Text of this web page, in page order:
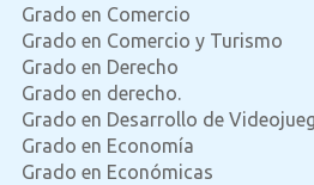
Grado en Comercio
Grado en Comercio y Turismo
Grado en Derecho
Grado en derecho.
Grado en Desarrollo de
Grado en Economía
Grado en Económicas